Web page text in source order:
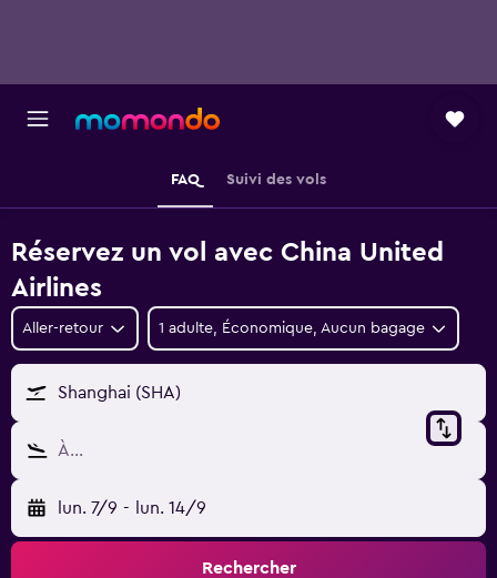
FAQ Suivi des vols
Réservez un vol avec China United
Airlines
Aller-retour 1 adulte, Économique, Aucun bagage
Shanghai (SHA)
À…
lun. 7/9 - lun. 14/9
Rechercher